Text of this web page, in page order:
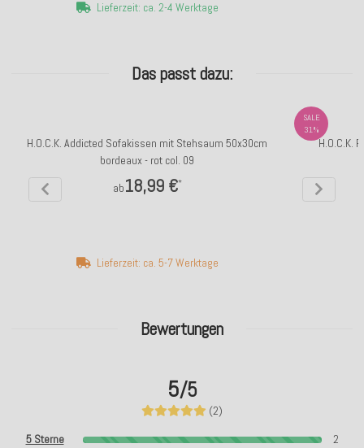
Bewertungen
5/5
(2)
5 Sterne
2
Lieferzeit: ca. 2-4 Werktage
Das passt dazu:
H.O.C.K. Addicted Sofakissen mit Stehsaum 50x30cm
bordeaux - rot col. 09
ab18,99 €*
Lieferzeit: ca. 5-7 Werktage
SALE
31%
H.O.C.K.